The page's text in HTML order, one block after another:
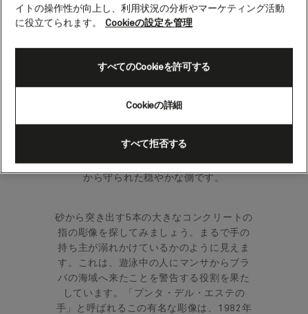
プンタ・デル・エステはお祭りの街という
ると、静かで美しいビーチと植民地時代の
趣のある雰囲気が戻ってきます。
プンタ・デル・エステは、同名の地域にあ
味するブラバは、半島の風の強い側であ
り、「穏やか」を意味するマンサは、外海
から守られた穏やかな側です。
砂から突き出す5本の大きなコンクリートの
指の彫像を探してみましょう。まるで手の
持ち主が溺れかけているかのように見えま
す。これは、遊泳中の人にマンサからブラ
バの海域へ来たことを警告する役割を果た
しています。「プンタ・デル・エステの
手」と呼ばれるこの有名な彫像は、1982年
イトの操作性が向上し、利用状況の分析やマーケティング活動
に役立てられます。
Cookieの設定を管理
Cookieの詳細
すべて拒否する
すべてのCookieを許可する